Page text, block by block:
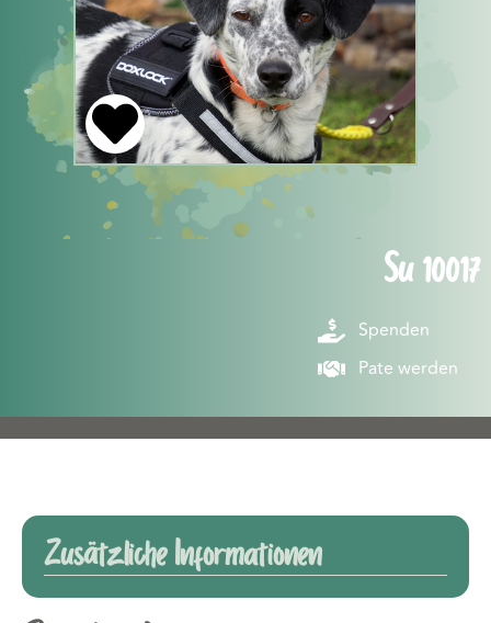
Su 10017
Spenden
Pate werden
Zusätzliche Informationen